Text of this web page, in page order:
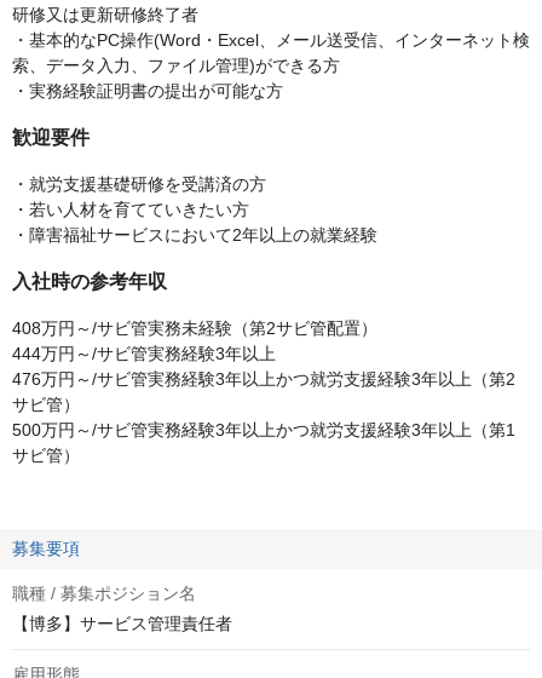
研修又は更新研修終了者
・基本的なPC操作(Word・Excel、メール送受信、インターネット検
索、データ入力、ファイル管理)ができる方
・実務経験証明書の提出が可能な方
歓迎要件
・就労支援基礎研修を受講済の方
・若い人材を育てていきたい方
・障害福祉サービスにおいて2年以上の就業経験
入社時の参考年収
408万円～/サビ管実務未経験（第2サビ管配置）
444万円～/サビ管実務経験3年以上
476万円～/サビ管実務経験3年以上かつ就労支援経験3年以上（第2
サビ管）
500万円～/サビ管実務経験3年以上かつ就労支援経験3年以上（第1
サビ管）
募集要項
職種 / 募集ポジション名
【博多】サービス管理責任者